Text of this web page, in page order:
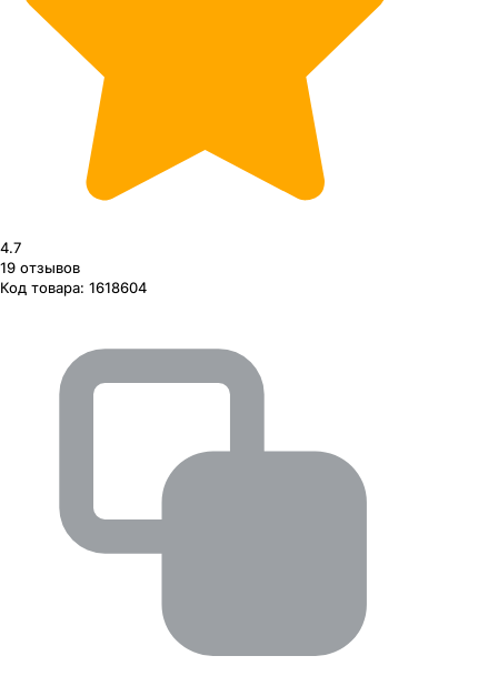
4.7
19 отзывов
Код товара: 1618604